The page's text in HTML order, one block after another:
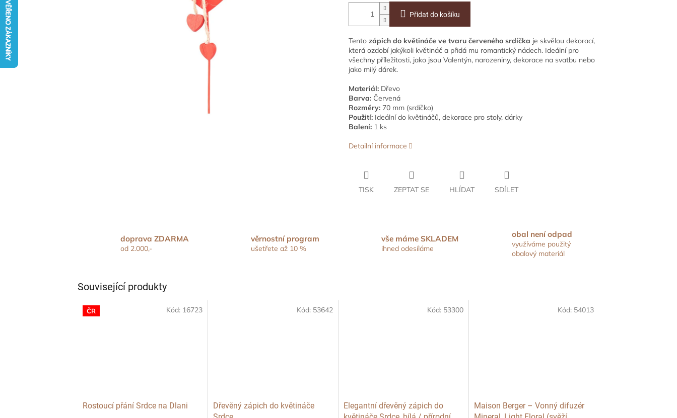
Přidat do košíku
Tento zápich do květináče ve tvaru červeného srdíčka je skvělou dekorací,
která ozdobí jakýkoli květináč a přidá mu romantický nádech. Ideální pro
všechny příležitosti, jako jsou Valentýn, narozeniny, dekorace na svatbu nebo
jako milý dárek.
Materiál: Dřevo
Barva: Červená
Rozměry: 70 mm (srdíčko)
Použití: Ideální do květináčů, dekorace pro stoly, dárky
Balení: 1 ks
Detailní informace
TISK ZEPTAT SE HLÍDAT SDÍLET
doprava ZDARMA
od 2.000,-
věrnostní program
ušetřete až 10 %
vše máme SKLADEM
ihned odesíláme
obal není odpad
využíváme použitý
obalový materiál
Související produkty
ČR
Rostoucí přání Srdce na Dlani
Kód: 16723
Dřevěný zápich do květináče
Kód: 53642
Elegantní dřevěný zápich do
Kód: 53300
Maison Berger – Vonný difuzér
Kód: 54013